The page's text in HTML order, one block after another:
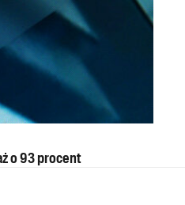
o 93 procent